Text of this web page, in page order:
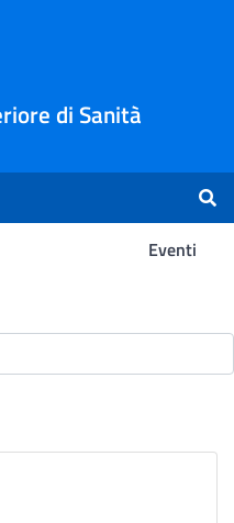
di Sanità
Eventi
-